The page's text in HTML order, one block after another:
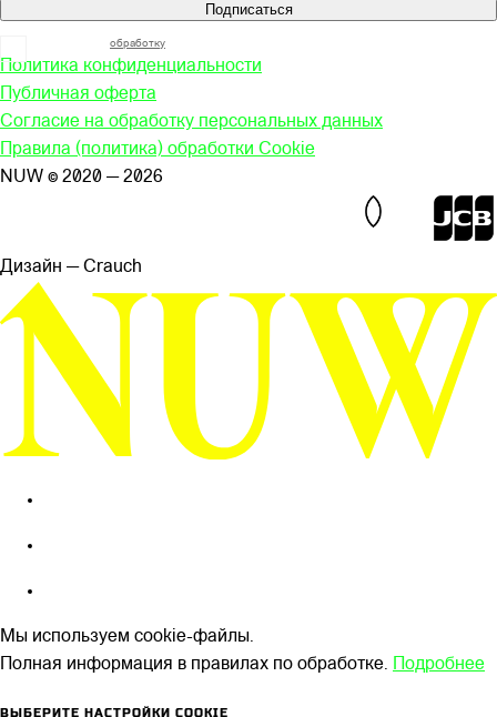
Подписаться
обработку
Политика конфиденциальности
Публичная оферта
Согласие на обработку персональных данных
Правила (политика) обработки Cookie
NUW © 2020 — 2026
Дизайн — Сrauch
Мы используем cookie-файлы.
Полная информация в правилах по обработке.
Подробнее
ВЫБЕРИТЕ НАСТРОЙКИ COOKIE